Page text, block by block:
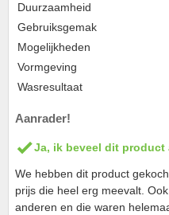
Duurzaamheid
Gebruiksgemak
Mogelijkheden
Vormgeving
Wasresultaat
Aanrader!
Ja, ik beveel dit product
We hebben dit product
prijs die heel erg meevalt.
anderen en die waren